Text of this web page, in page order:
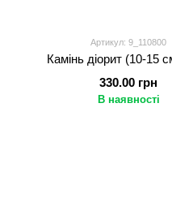
Артикул: 9_110800
Камінь діорит (10-15
330.00 грн
В наявності